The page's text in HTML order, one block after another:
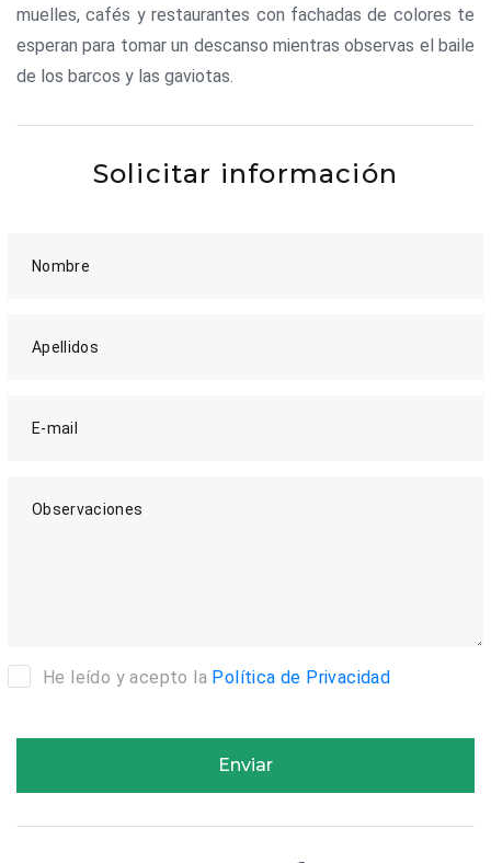
muelles, cafés y restaurantes con fachadas de colores te
esperan para tomar un descanso mientras observas el baile
de los barcos y las gaviotas.
Solicitar información
Nombre
Apellidos
E-mail
Observaciones
He leído y acepto la Política de Privacidad
Enviar